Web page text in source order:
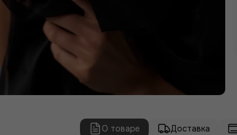
О товаре Доставка